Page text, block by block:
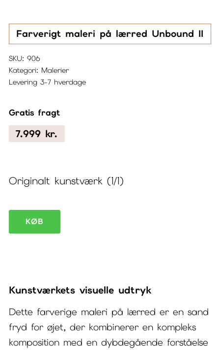
Farverigt maleri på lærred Unbound II
SKU: 906
Kategori: Malerier
Levering 3-7 hverdage
Gratis fragt
7.999 kr.
Originalt kunstværk (1/1)
Farverigt
maleri
Unbound
II
antal
KØB
Kunstværkets visuelle udtryk
Dette farverige maleri på lærred er en sand
fryd for øjet, der kombinerer en kompleks
komposition med en dybdegående forståelse